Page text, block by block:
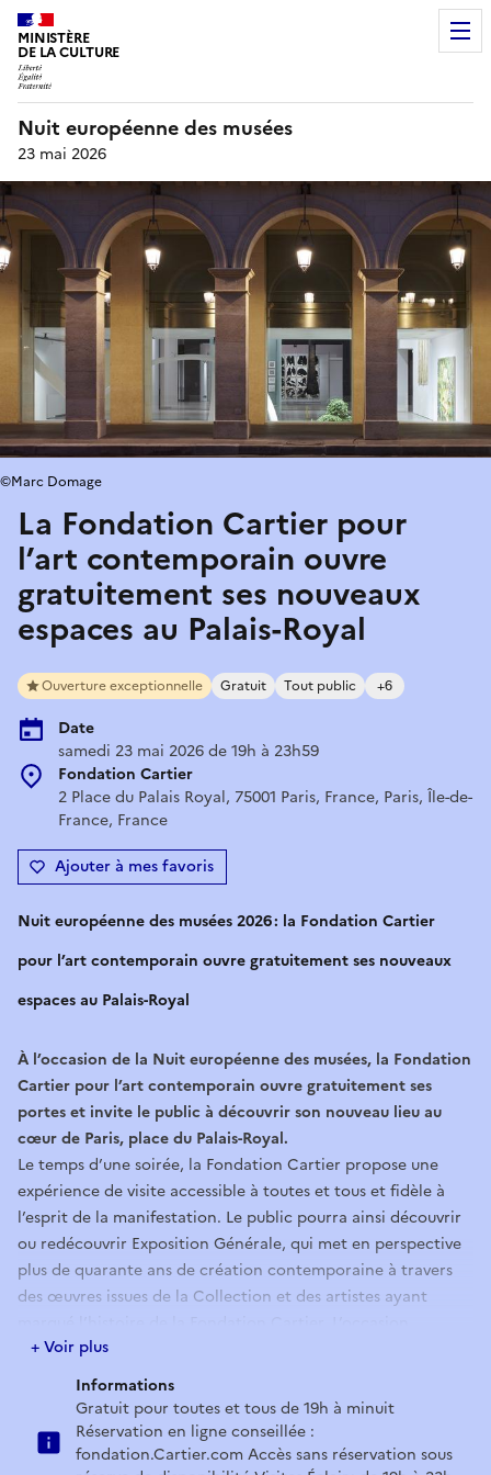
MINISTÈRE
DE LA CULTURE
Nuit européenne des musées
23 mai 2026
La Fondation Cartier pour
l’art contemporain ouvre
gratuitement ses nouveaux
espaces au Palais-Royal
Ouverture exceptionnelle Gratuit Tout public +6
Date
samedi 23 mai 2026 de 19h à 23h59
Fondation Cartier
2 Place du Palais Royal, 75001 Paris, France, Paris, Île-de-
France, France
Ajouter à mes favoris
©Marc Domage
Nuit européenne des musées 2026 : la Fondation Cartier
pour l’art contemporain ouvre gratuitement ses nouveaux
espaces au Palais-Royal
À l’occasion de la Nuit européenne des musées, la Fondation
Cartier pour l’art contemporain ouvre gratuitement ses
portes et invite le public à découvrir son nouveau lieu au
cœur de Paris, place du Palais-Royal.
Le temps d’une soirée, la Fondation Cartier propose une
expérience de visite accessible à toutes et tous et fidèle à
l’esprit de la manifestation. Le public pourra ainsi découvrir
ou redécouvrir Exposition Générale, qui met en perspective
plus de quarante ans de création contemporaine à travers
des œuvres issues de la Collection et des artistes ayant
également d’explorer librement le nouveau bâtiment conçu
par Jean Nouvel, dont l’architecture offre de multiples
manières d’entrer en relation avec les œuvres.
Tout au long de la visite, les médiateurs et médiatrices
culturelles de l’exposition proposent des visites Éclair toutes
+ Voir plus
Informations
Gratuit pour toutes et tous de 19h à minuit
Réservation en ligne conseillée :
fondation.Cartier.com Accès sans réservation sous